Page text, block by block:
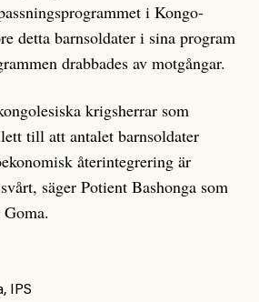
i Kongo-
detta barnsoldater i sina program
drabbades av motgångar.
krigsherrar som
till att antalet barnsoldater
återintegrering är
säger Potient Bashonga som
IPS